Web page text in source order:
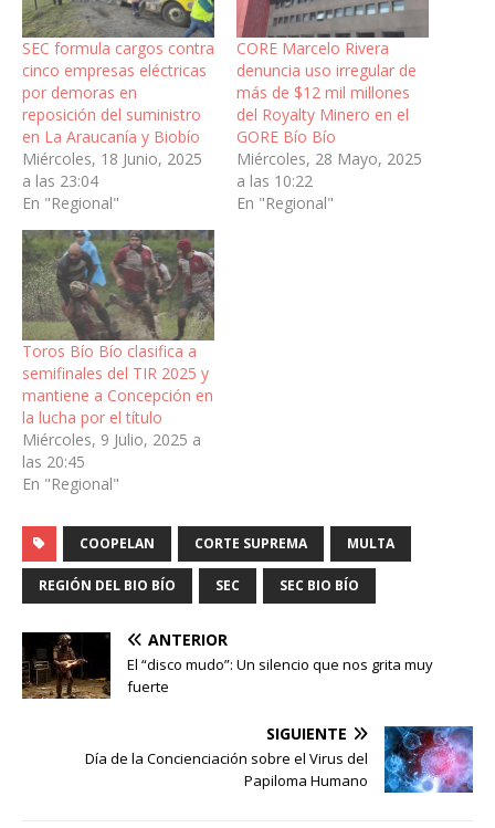
SEC formula cargos contra
cinco empresas eléctricas
por demoras en
reposición del suministro
en La Araucanía y Biobío
Miércoles, 18 Junio, 2025
a las 23:04
En "Regional"
CORE Marcelo Rivera
denuncia uso irregular de
más de $12 mil millones
del Royalty Minero en el
GORE Bío Bío
Miércoles, 28 Mayo, 2025
a las 10:22
En "Regional"
Toros Bío Bío clasifica a
semifinales del TIR 2025 y
mantiene a Concepción en
la lucha por el título
Miércoles, 9 Julio, 2025 a
las 20:45
En "Regional"
COOPELAN CORTE SUPREMA MULTA
REGIÓN DEL BIO BÍO SEC SEC BIO BÍO
ANTERIOR
El “disco mudo”: Un silencio que nos grita muy
fuerte
SIGUIENTE
Día de la Concienciación sobre el Virus del
Papiloma Humano